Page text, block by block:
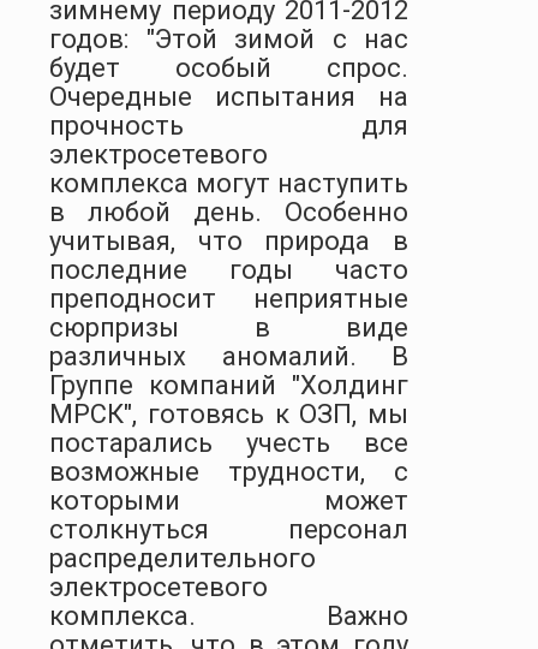
зимнему периоду 2011-2012
годов: "Этой зимой с нас
будет особый спрос.
Очередные испытания на
прочность для
электросетевого
комплекса могут наступить
в любой день. Особенно
учитывая, что природа в
последние годы часто
преподносит неприятные
сюрпризы в виде
различных аномалий. В
Группе компаний "Холдинг
МРСК", готовясь к ОЗП, мы
постарались учесть все
возможные трудности, с
которыми может
столкнуться персонал
распределительного
электросетевого
комплекса. Важно